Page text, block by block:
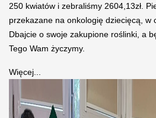
250 kwiatów i zebraliśmy 2604,13zł.
przekazane na onkologię dziecięcą, w
Dbajcie o swoje zakupione roślinki, a
Tego Wam życzymy.
Więcej...